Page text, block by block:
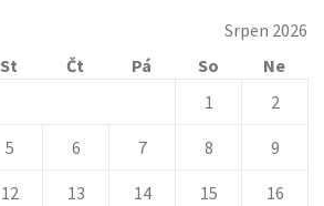
Srpen 2026
St Čt Pá So
Ne
1
2
5 6 7 8 9
12 13 14 15 16